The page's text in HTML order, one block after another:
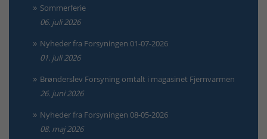
Sommerferie
06. juli 2026
Nyheder fra Forsyningen 01-07-2026
01. juli 2026
Brønderslev Forsyning omtalt i magasinet Fjernvarmen
26. juni 2026
Nyheder fra Forsyningen 08-05-2026
08. maj 2026